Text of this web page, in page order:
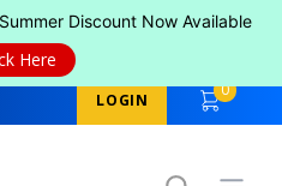
Summer Discount Now Available
Here
LOGIN
0